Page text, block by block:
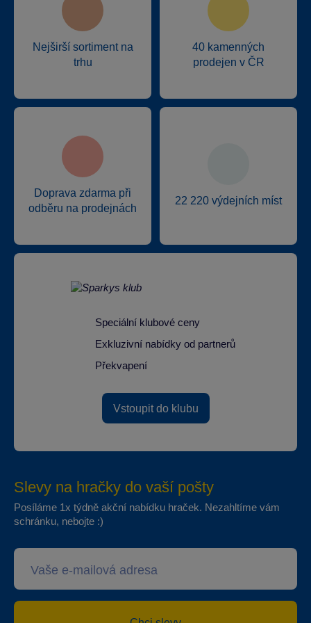
Nejširší sortiment na
trhu
40 kamenných
prodejen v ČR
Doprava zdarma při
odběru na prodejnách
22 220 výdejních míst
Speciální klubové ceny
Exkluzivní nabídky od partnerů
Překvapení
Vstoupit do klubu
Slevy na hračky do vaší pošty
Posíláme 1x týdně akční nabídku hraček. Nezahltíme vám
schránku, nebojte :)